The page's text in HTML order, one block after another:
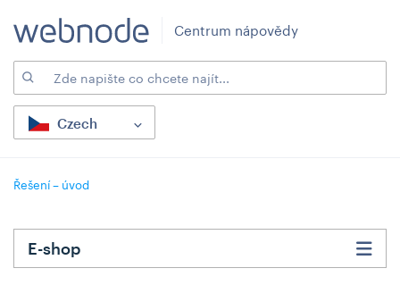
Centrum nápovědy
Czech
Řešení – úvod
E-shop